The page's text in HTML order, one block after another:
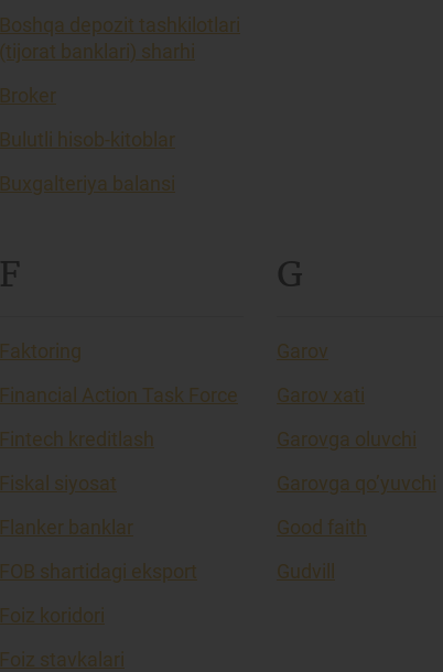
Boshqa depozit tashkilotlari
(tijorat banklari) sharhi
Broker
Bulutli hisob-kitoblar
Buxgalteriya balansi
F
Faktoring
Financial Action Task Force
Fintech kreditlash
Fiskal siyosat
Flanker banklar
FOB shartidagi eksport
Foiz koridori
Foiz stavkalari
G
Garov
Garov xati
Garovga oluvchi
Garovga qo’yuvchi
Good faith
Gudvill